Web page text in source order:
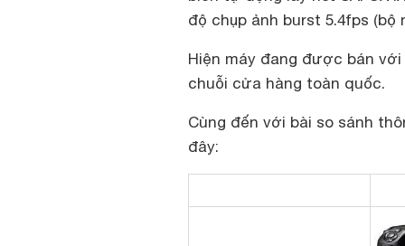
độ chụp ảnh burst 5.4fps (bộ
Hiện máy đang được bán
chuỗi cửa hàng toàn quốc.
Cùng đến với bài so sánh
đây: